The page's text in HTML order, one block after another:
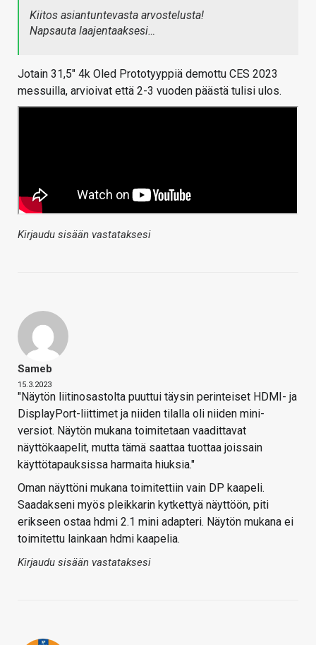
Kiitos asiantuntevasta arvostelusta!
Napsauta laajentaaksesi…
Jotain 31,5" 4k Oled Prototyyppiä demottu CES 2023
messuilla, arvioivat että 2-3 vuoden päästä tulisi ulos.
Kirjaudu sisään vastataksesi
Sameb
15.3.2023
"Näytön liitinosastolta puuttui täysin perinteiset HDMI- ja
DisplayPort-liittimet ja niiden tilalla oli niiden mini-
versiot. Näytön mukana toimitetaan vaadittavat
näyttökaapelit, mutta tämä saattaa tuottaa joissain
käyttötapauksissa harmaita hiuksia."
Oman näyttöni mukana toimitettiin vain DP kaapeli.
Saadakseni myös pleikkarin kytkettyä näyttöön, piti
erikseen ostaa hdmi 2.1 mini adapteri. Näytön mukana ei
toimitettu lainkaan hdmi kaapelia.
Kirjaudu sisään vastataksesi